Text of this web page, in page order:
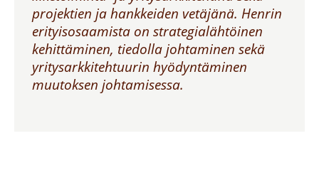
projektien ja hankkeiden vetäjänä. Henrin
erityisosaamista on strategialähtöinen
kehittäminen, tiedolla johtaminen sekä
yritysarkkitehtuurin hyödyntäminen
muutoksen johtamisessa.